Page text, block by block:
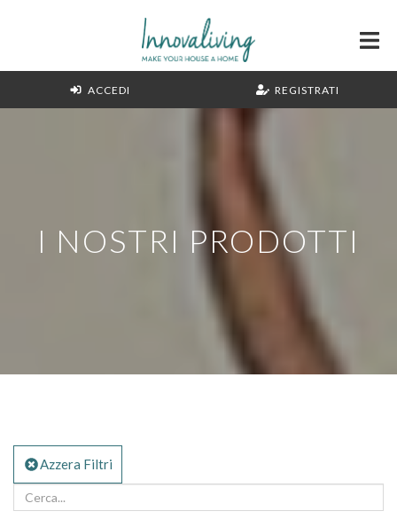
ACCEDI REGISTRATI
I NOSTRI PRODOTTI
Azzera Filtri